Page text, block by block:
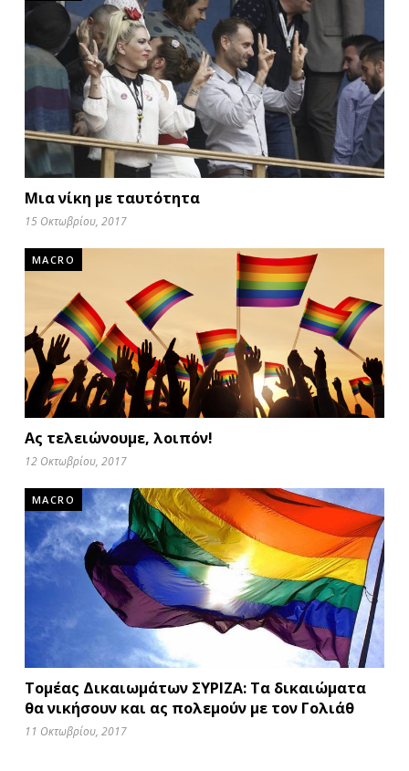
Μια νίκη με ταυτότητα
15 Οκτωβρίου, 2017
MACRO
Ας τελειώνουμε, λοιπόν!
12 Οκτωβρίου, 2017
MACRO
Τομέας Δικαιωμάτων ΣΥΡΙΖΑ: Τα δικαιώματα
θα νικήσουν και ας πολεμούν με τον Γολιάθ
11 Οκτωβρίου, 2017